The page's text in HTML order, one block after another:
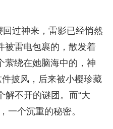
过神来，雷影已经悄然
被雷电包裹的，散发着
萦绕在她脑海中的，神
披风，后来被小樱珍藏
解不开的谜团。而“大
一个沉重的秘密。